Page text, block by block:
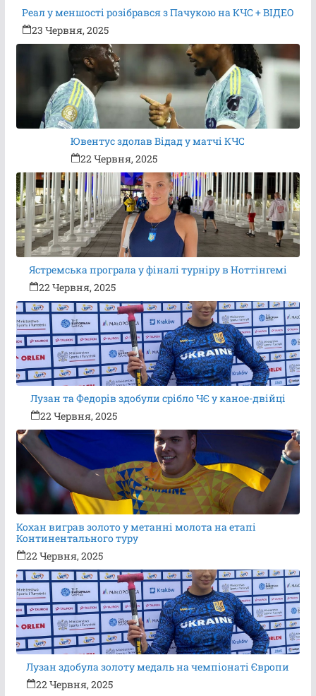
Реал у меншості розібрався з Пачукою на КЧС + ВІДЕО
23 Червня, 2025
Ювентус здолав Відад у матчі КЧС
22 Червня, 2025
Ястремська програла у фіналі турніру в Ноттінгемі
22 Червня, 2025
Лузан та Федорів здобули срібло ЧЄ у каное-двійці
22 Червня, 2025
Кохан виграв золото у метанні молота на етапі
Континентального туру
22 Червня, 2025
Лузан здобула золоту медаль на чемпіонаті Європи
22 Червня, 2025